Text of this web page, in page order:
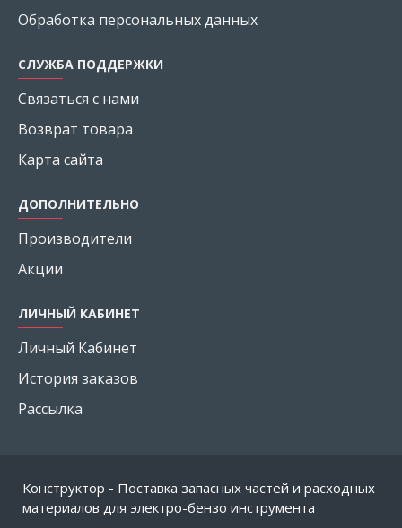
Обработка персональных данных
СЛУЖБА ПОДДЕРЖКИ
Связаться с нами
Возврат товара
Карта сайта
ДОПОЛНИТЕЛЬНО
Производители
Акции
ЛИЧНЫЙ КАБИНЕТ
Личный Кабинет
История заказов
Рассылка
Конструктор - Поставка запасных частей и расходных
материалов для электро-бензо инструмента